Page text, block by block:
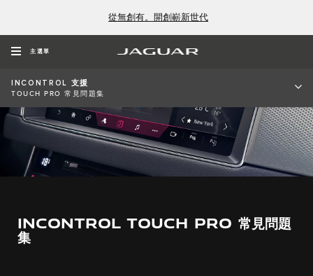
從無創有。開創嶄新世代
主選單
INCONTROL 支援
TOUCH PRO 常見問題集
INCONTROL TOUCH PRO 常見問題
集